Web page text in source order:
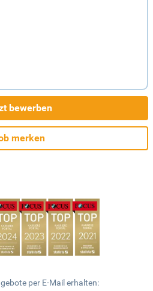
bewerben
merken
per E-Mail erhalten: